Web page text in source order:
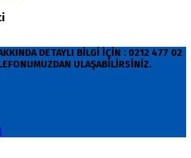
DETAYLI BİLGİ İÇİN : 0212 477 02
ULAŞABİLİRSİNİZ.